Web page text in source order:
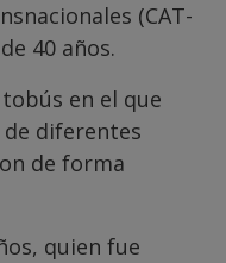
(CAT-
40 años.
en el que
diferentes
de forma
quien fue